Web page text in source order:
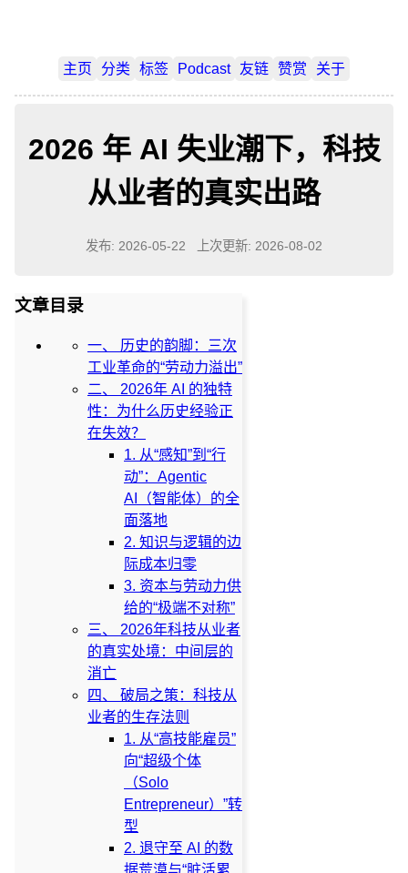
主页 分类 标签 Podcast 友链 赞赏 关于
2026 年 AI 失业潮下，科技
从业者的真实出路
发布: 2026-05-22 上次更新: 2026-08-02
文章目录
一、 历史的韵脚：三次
工业革命的“劳动力溢出”
二、 2026年 AI 的独特
性：为什么历史经验正
在失效？
1. 从“感知”到“行
动”：Agentic
AI（智能体）的全
面落地
2. 知识与逻辑的边
际成本归零
3. 资本与劳动力供
给的“极端不对称”
三、 2026年科技从业者
的真实处境：中间层的
消亡
四、 破局之策：科技从
业者的生存法则
1. 从“高技能雇员”
向“超级个体
（Solo
Entrepreneur）”转
型
2. 退守至 AI 的数